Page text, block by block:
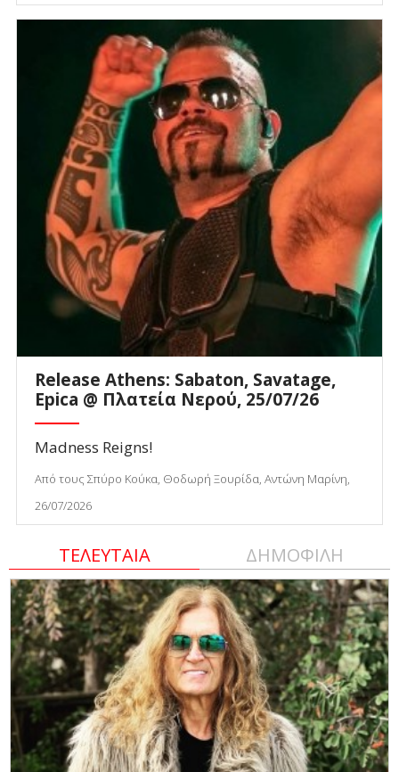
Release Athens: Sabaton, Savatage,
Epica @ Πλατεία Νερού, 25/07/26
Madness Reigns!
Από τους Σπύρο Κούκα, Θοδωρή Ξουρίδα, Αντώνη Μαρίνη,
26/07/2026
ΤΕΛΕΥΤΑΙΑ ΔΗΜΟΦΙΛΗ